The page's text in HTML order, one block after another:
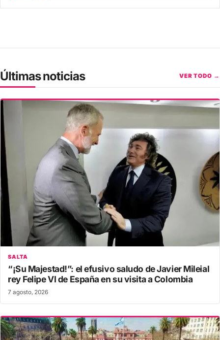
Últimas noticias VER TODO →
SALTA
“¡Su Majestad!”: el efusivo saludo de Javier Mileial
rey Felipe VI de España en su visita a Colombia
7 agosto, 2026